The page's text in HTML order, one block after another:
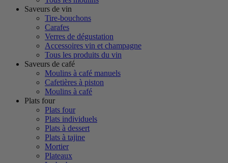
Saveurs de vin
Tire-bouchons
Carafes
Verres de dégustation
Accessoires vin et champagne
Tous les produits du vin
Saveurs de café
Moulins à café manuels
Cafetières à piston
Moulins à café
Plats four
Plats four
Plats individuels
Plats à dessert
Plats à tajine
Mortier
Plateaux